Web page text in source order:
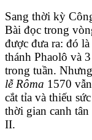
Sang thời kỳ
Bài đọc trong
được đưa ra: đó
thánh Phaolô và
trong tuần.
lễ Rôma 1570
cắt tỉa và thiếu
thời gian canh
II.